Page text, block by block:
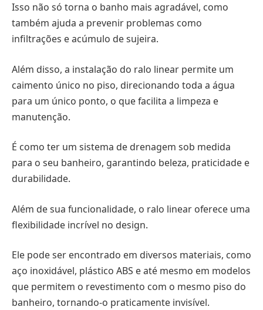
Isso não só torna o banho mais agradável, como
também ajuda a prevenir problemas como
infiltrações e acúmulo de sujeira.
Além disso, a instalação do ralo linear permite um
caimento único no piso, direcionando toda a água
para um único ponto, o que facilita a limpeza e
manutenção.
É como ter um sistema de drenagem sob medida
para o seu banheiro, garantindo beleza, praticidade e
durabilidade.
Além de sua funcionalidade, o ralo linear oferece uma
flexibilidade incrível no design.
Ele pode ser encontrado em diversos materiais, como
aço inoxidável, plástico ABS e até mesmo em modelos
que permitem o revestimento com o mesmo piso do
banheiro, tornando-o praticamente invisível.